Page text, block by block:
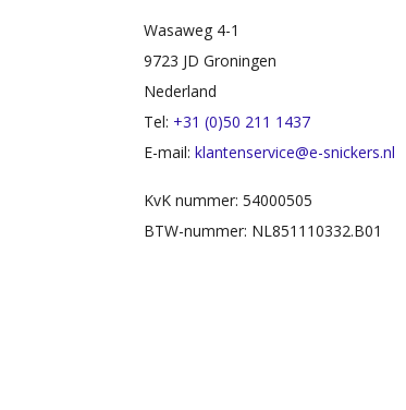
Wasaweg 4-1
9723 JD Groningen
Nederland
Tel: +31 (0)50 211 1437
E-mail: klantenservice@e-snickers.nl
KvK nummer: 54000505
BTW-nummer: NL851110332.B01